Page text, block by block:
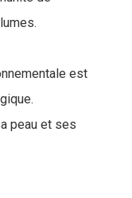
est
peau et ses